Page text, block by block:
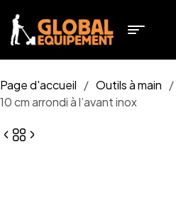
Page d'accueil / Outils à main /
10 cm arrondi à l’avant inox